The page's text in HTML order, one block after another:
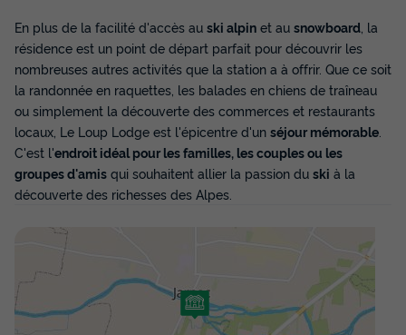
En plus de la facilité d'accès au ski alpin et au snowboard , la
résidence est un point de départ parfait pour découvrir les
nombreuses autres activités que la station a à offrir. Que ce soit
la randonnée en raquettes, les balades en chiens de traîneau
ou simplement la découverte des commerces et restaurants
locaux, Le Loup Lodge est l'épicentre d'un séjour mémorable
C'est l'endroit idéal pour les familles, les couples ou les
groupes d'amis qui souhaitent allier la passion du ski à la
découverte des richesses des Alpes.